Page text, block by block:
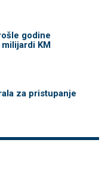
godine
KM
za pristupanje